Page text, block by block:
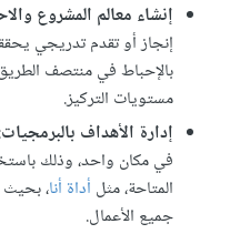
إنشاء معالم المشروع
إنجاز أو تقدم تدريجي
بالإحباط في منتصف
مستويات التركيز.
إدارة الأهداف بالبرمجيات
في مكان واحد، وذلك
المتاحة، مثل أداة أنا،
جميع الأعمال.